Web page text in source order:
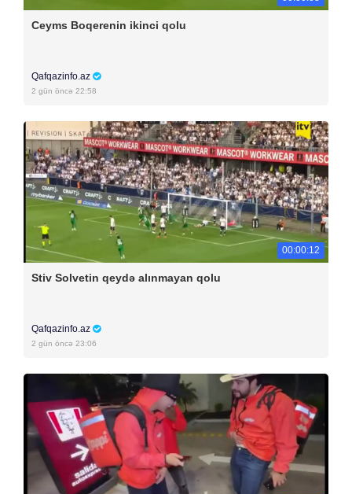
Ceyms Boqerenin ikinci qolu
Qafqazinfo.az
2 gün öncə 22:58
00:00:12
Stiv Solvetin qeydə alınmayan qolu
Qafqazinfo.az
2 gün öncə 23:06